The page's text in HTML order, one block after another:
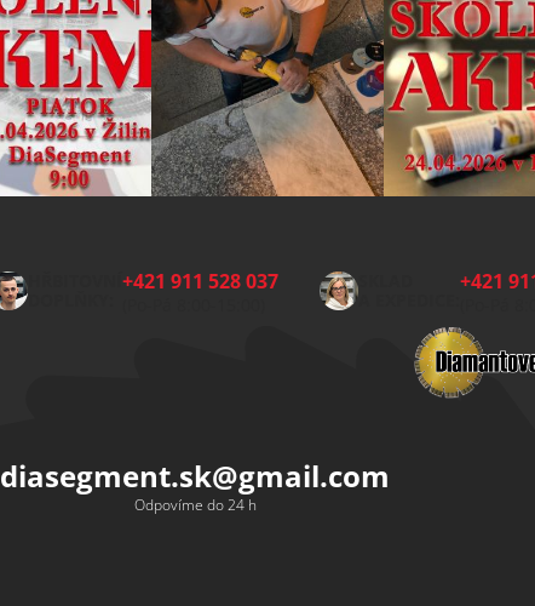
HŘBITOVNÍ+421 911 528 037
SKLAD
A EXPEDICE:
+421
diasegment.sk@gmail.com
Odpovíme do 24 h